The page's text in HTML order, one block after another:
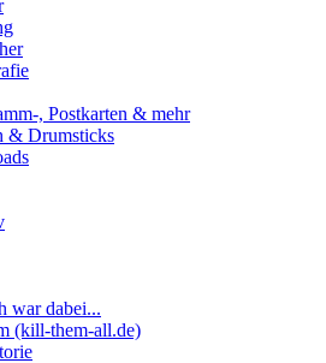
, Postkarten & mehr
& Drumsticks
war dabei...
(kill-them-all.de)